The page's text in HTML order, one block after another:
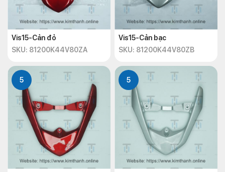
Vis15-Cản đỏ
SKU: 81200K44V80ZA
Vis15-Cản bạc
SKU: 81200K44V80ZB
5 5